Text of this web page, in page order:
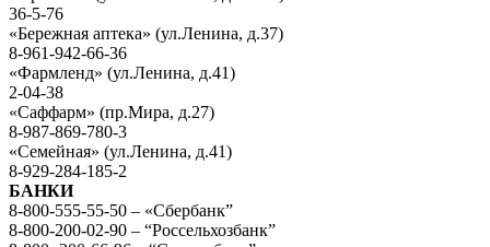
36-5-76
«Бережная аптека» (ул.Ленина, д.37)
8-961-942-66-36
«Фармленд» (ул.Ленина, д.41)
2-04-38
«Саффарм» (пр.Мира, д.27)
8-987-869-780-3
«Семейная» (ул.Ленина, д.41)
8-929-284-185-2
БАНКИ
8-800-555-55-50 – «Сбербанк”
8-800-200-02-90 – “Россельхозбанк”